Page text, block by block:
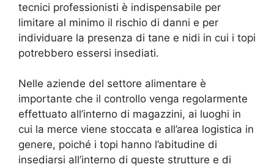
tecnici professionisti è indispensabile per
limitare al minimo il rischio di danni e per
individuare la presenza di tane e nidi in cui i topi
potrebbero essersi insediati.
Nelle aziende del settore alimentare è
importante che il controllo venga regolarmente
effettuato all’interno di magazzini, ai luoghi in
cui la merce viene stoccata e all’area logistica in
genere, poiché i topi hanno l’abitudine di
insediarsi all’interno di queste strutture e di